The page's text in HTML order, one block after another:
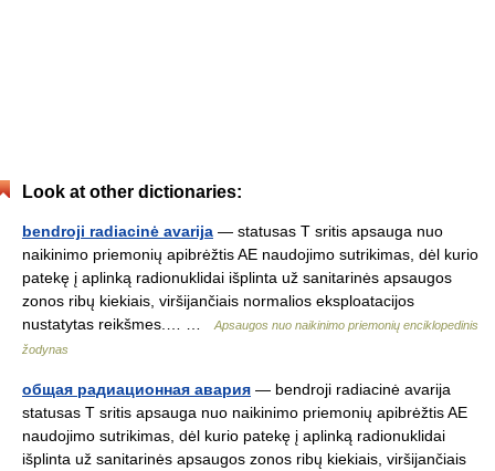
Look at other dictionaries:
bendroji radiacinė avarija — statusas T sritis apsauga nuo
naikinimo priemonių apibrėžtis AE naudojimo sutrikimas, dėl kurio
patekę į aplinką radionuklidai išplinta už sanitarinės apsaugos
zonos ribų kiekiais, viršijančiais normalios eksploatacijos
nustatytas reikšmes.… …
Apsaugos nuo naikinimo priemonių enciklopedinis
žodynas
общая радиационная авария — bendroji radiacinė avarija
statusas T sritis apsauga nuo naikinimo priemonių apibrėžtis AE
naudojimo sutrikimas, dėl kurio patekę į aplinką radionuklidai
išplinta už sanitarinės apsaugos zonos ribų kiekiais, viršijančiais